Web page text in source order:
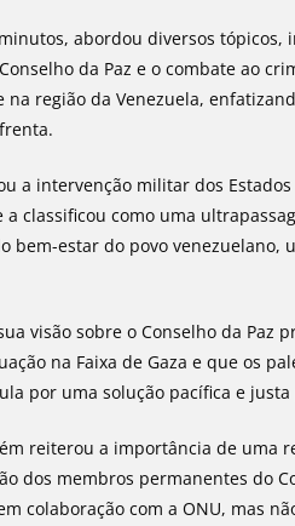
abordou diversos tópicos,
da Paz e o combate ao
na região da Venezuela,
a intervenção militar dos
classificou como uma
bem-estar do povo venezuelano,
visão sobre o Conselho da Paz
na Faixa de Gaza e que os
por uma solução pacífica e
reiterou a importância de uma
dos membros permanentes do
colaboração com a ONU, mas